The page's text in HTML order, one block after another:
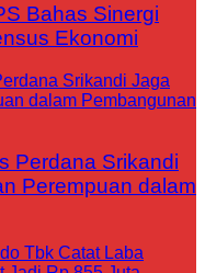
Bahas Sinergi
Ekonomi
Perdana Srikandi
Perempuan dalam